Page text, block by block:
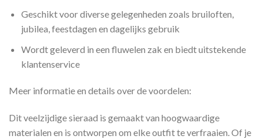
Geschikt voor diverse gelegenheden zoals bruiloften,
jubilea, feestdagen en dagelijks gebruik
Wordt geleverd in een fluwelen zak en biedt uitstekende
klantenservice
Meer informatie en details over de voordelen:
Dit veelzijdige sieraad is gemaakt van hoogwaardige
materialen en is ontworpen om elke outfit te verfraaien. Of je